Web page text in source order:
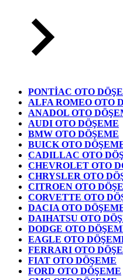
PONTİAC OTO
ALFA ROMEO OTO
ANADOL OTO
AUDI OTO DÖŞEME
BMW OTO DÖŞEME
BUICK OTO
CADILLAC OTO
CHEVROLET OTO
CHRYSLER OTO
CITROEN OTO
CORVETTE OTO
DACIA OTO
DAIHATSU OTO
DODGE OTO
EAGLE OTO
FERRARI OTO
FIAT OTO DÖŞEME
FORD OTO DÖŞEME